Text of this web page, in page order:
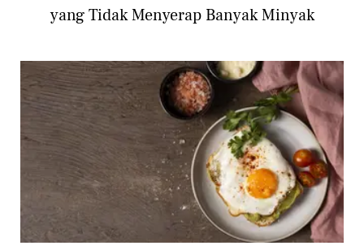
yang Tidak Menyerap Banyak Minyak